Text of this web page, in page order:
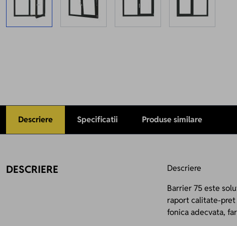
Descriere Specificatii Produse similare
DESCRIERE
Descriere
Barrier 75 este
raport calitate-
fonica adecvata,